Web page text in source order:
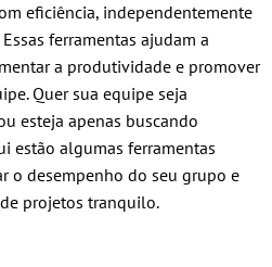
eficiência, independentemente
ferramentas ajudam a
a produtividade e promover
Quer sua equipe seja
esteja apenas buscando
estão algumas ferramentas
o desempenho do seu grupo e
projetos tranquilo.